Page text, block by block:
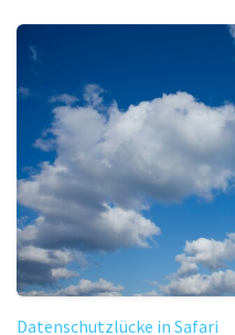
Datenschutzlücke in Safari